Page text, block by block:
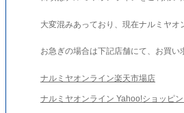
大変混みあっており、現在ナルミヤオ
お急ぎの場合は下記店舗にて、お買い
ナルミヤオンライン楽天市場店
ナルミヤオンライン Yahoo!ショッピ